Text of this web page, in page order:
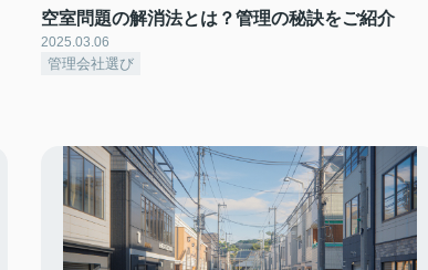
空室問題の解消法とは？管理の秘訣をご紹介
2025.03.06
管理会社選び